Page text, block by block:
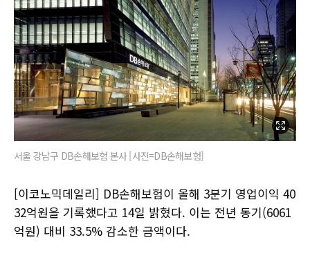
서울 강남구 DB손해보험 본사 [사진=DB손해보험]
[이코노믹데일리] DB손해보험이 올해 3분기 영업이익 40
32억원을 기록했다고 14일 밝혔다. 이는 전년 동기(6061
억원) 대비 33.5% 감소한 금액이다.